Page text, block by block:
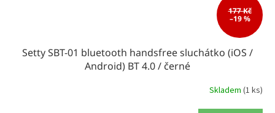
177 Kč
–19 %
Setty SBT-01 bluetooth handsfree sluchátko (iOS /
Android) BT 4.0 / černé
Skladem (1 ks)